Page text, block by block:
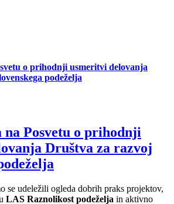
o prihodnji usmeritvi delovanja
podeželja
Posvetu o prihodnji
Društva za razvoj
se udeležili ogleda dobrih praks projektov,
LAS Raznolikost podeželja in aktivno